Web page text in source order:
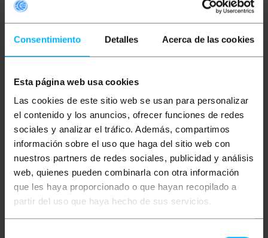
Consentimiento Detalles Acerca de las cookies
Esta página web usa cookies
Las cookies de este sitio web se usan para personalizar
el contenido y los anuncios, ofrecer funciones de redes
sociales y analizar el tráfico. Además, compartimos
información sobre el uso que haga del sitio web con
nuestros partners de redes sociales, publicidad y análisis
web, quienes pueden combinarla con otra información
que les haya proporcionado o que hayan recopilado a
partir del uso que haya hecho de sus servicios.
Beschreibung
OM4 Multimode (MM) Duplex Glasfaserkabel mit ST -
Kerndurchmesser von 50µm und einem
Manteldurchmesser von 125µm. OM4 Glasfaser ist
für Laser optimiert und bietet eine hohe Bandbreite,
die Geschwindigkeiten von bis zu 10 Gigabit
Ethernet über eine Entfernung von 550m (850nm)
ermöglicht. Diese Kabel bieten eine bessere
Datenübertragungsleistung als OM3, OM2 und OM1.
Spezifikationen
Multimode (MM) Duplex Glasfaserkabel ideal
für alle Arten von Ethernet-Netzwerken wie
FTTx, LAN, WAN, CATV, usw.
andere Ende einen SC Duplex-Stecker.